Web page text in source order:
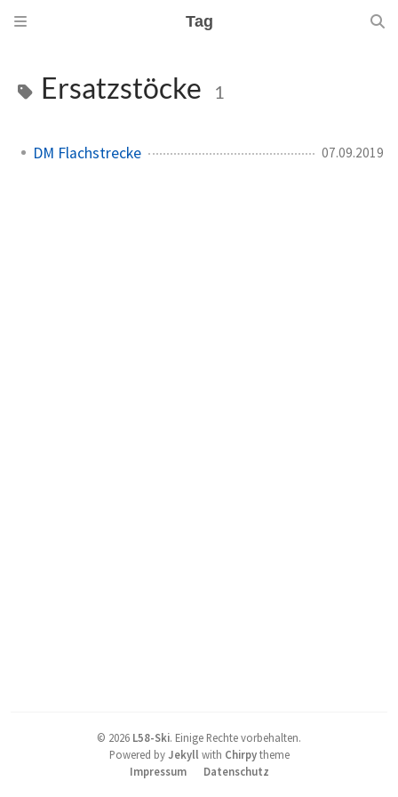
Tag
Ersatzstöcke 1
DM Flachstrecke 07.09.2019
© 2026 L58-Ski. Einige Rechte vorbehalten.
Powered byJekyll with Chirpytheme
Impressum
Datenschutz